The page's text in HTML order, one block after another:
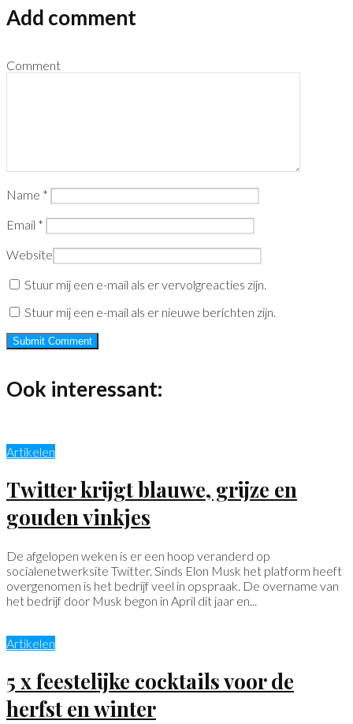
Add comment
Comment
Name *
Email *
Website
Stuur mij een e-mail als er vervolgreacties zijn.
Stuur mij een e-mail als er nieuwe berichten zijn.
Ook interessant:
Artikelen
Twitter krijgt blauwe, grijze en
gouden vinkjes
De afgelopen weken is er een hoop veranderd op
socialenetwerksite Twitter. Sinds Elon Musk het platform heeft
overgenomen is het bedrijf veel in opspraak. De overname van
het bedrijf door Musk begon in April dit jaar en...
Artikelen
5 x feestelijke cocktails voor de
herfst en winter